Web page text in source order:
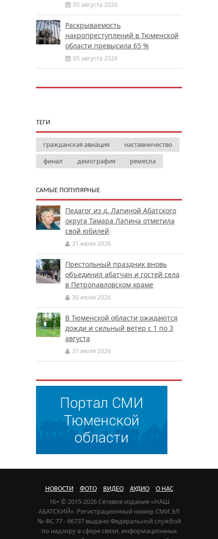
05 августа 2026
Раскрываемость
накропреступлений в Тюменской
области превысила 65 %
05 августа 2026
ТЕГИ
гражданская авиация
наставничество
финал
демография ремесла
САМЫЕ ПОПУЛЯРНЫЕ
Педагог из д. Лапиной Абатского
округа Тамара Лапина отметила
свой юбилей
31 июля 2026
Престольный праздник вновь
объединил абатчан и гостей села
в Петропавловском храме
30 июля 2026
В Тюменской области ожидаются
дожди и сильный ветер с 1 по 3
августа
31 июля 2026
НОВОСТИ ФОТО ВИДЕО АУДИО О НАС
16+ © 2015-2026 Сетевое издание «НАШ
АБАТСКИЙ». Регистрационный номер СМИ ЭЛ
№ ФС 77 - 66737 выдано Федеральной службой
по надзору в сфере связи, информационных